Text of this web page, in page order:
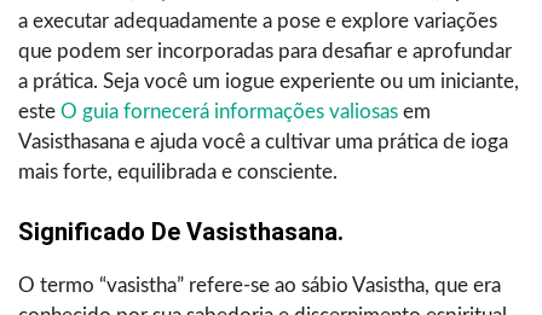
a executar adequadamente a pose e explore variações
que podem ser incorporadas para desafiar e aprofundar
a prática. Seja você um iogue experiente ou um iniciante,
este O guia fornecerá informações valiosas em
Vasisthasana e ajuda você a cultivar uma prática de ioga
mais forte, equilibrada e consciente.
Significado De Vasisthasana.
O termo “vasistha” refere-se ao sábio Vasistha, que era